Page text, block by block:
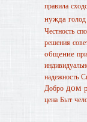
правила
нужда голод
Честность
решения
общение
надежность
Добро дом
цена Быт